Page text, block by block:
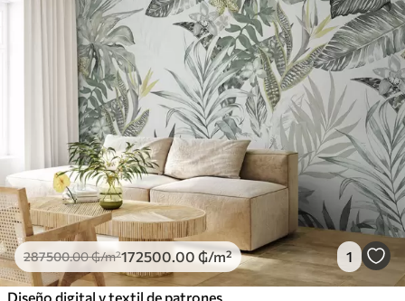
287500.00₲/m²172500 .00 ₲/m² 1
Diseño digital y textil de patrones